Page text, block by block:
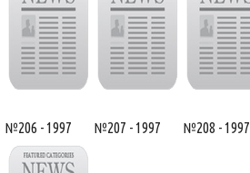
№206 - 1997 №207 - 1997 №208 - 1997